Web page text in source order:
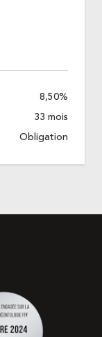
8,50%
33 mois
Obligation